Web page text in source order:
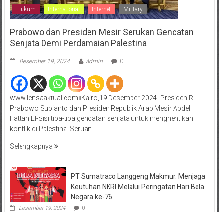
Hukum International Internet Military
Prabowo dan Presiden Mesir Serukan Gencatan
Senjata Demi Perdamaian Palestina
Desember 19, 2024 Admin 0
www.lensaaktual.comǁKairo,19 Desember 2024- Presiden RI
Prabowo Subianto dan Presiden Republik Arab Mesir Abdel
Fattah El-Sisi tiba-tiba gencatan senjata untuk menghentikan
konflik di Palestina. Seruan
Selengkapnya
PT Sumatraco Langgeng Makmur: Menjaga
Keutuhan NKRI Melalui Peringatan Hari Bela
Negara ke-76
Desember 19, 2024 0